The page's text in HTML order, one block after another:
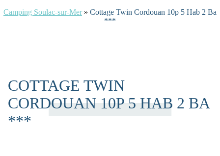
Camping Soulac-sur-Mer» Cottage Twin Cordouan 10p 5 Hab 2 Ba
***
COTTAGE TWIN
CORDOUAN 10P 5 HAB 2 BA
***